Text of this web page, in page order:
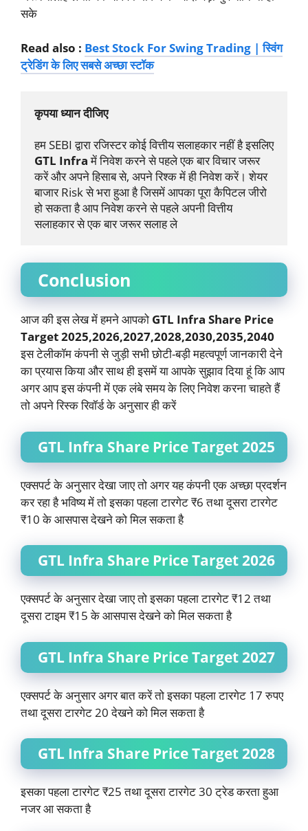
सके
Read also : Best Stock For Swing Trading | स्विंग
ट्रेडिंग के लिए सबसे अच्छा स्टॉक
कृपया ध्यान दीजिए
हम SEBI द्वारा रजिस्टर कोई वित्तीय सलाहकार नहीं है इसलिए
GTL Infra में निवेश करने से पहले एक बार विचार जरूर
करें और अपने हिसाब से, अपने रिश्क में ही निवेश करें। शेयर
बाजार Risk से भरा हुआ है जिसमें आपका पूरा कैपिटल जीरो
हो सकता है आप निवेश करने से पहले अपनी वित्तीय
सलाहकार से एक बार जरूर सलाह ले
Conclusion
आज की इस लेख में हमने आपको GTL Infra Share Price
Target 2025,2026,2027,2028,2030,2035,2040
इस टेलीकॉम कंपनी से जुड़ी सभी छोटी-बड़ी महत्वपूर्ण जानकारी देने
का प्रयास किया और साथ ही इसमें या आपके सुझाव दिया हूं कि आप
अगर आप इस कंपनी में एक लंबे समय के लिए निवेश करना चाहते हैं
तो अपने रिस्क रिवॉर्ड के अनुसार ही करें
GTL Infra Share Price Target 2025
एक्सपर्ट के अनुसार देखा जाए तो अगर यह कंपनी एक अच्छा प्रदर्शन
कर रहा है भविष्य में तो इसका पहला टारगेट ₹6 तथा दूसरा टारगेट
₹10 के आसपास देखने को मिल सकता है
GTL Infra Share Price Target 2026
एक्सपर्ट के अनुसार देखा जाए तो इसका पहला टारगेट ₹12 तथा
दूसरा टाइम ₹15 के आसपास देखने को मिल सकता है
GTL Infra Share Price Target 2027
एक्सपर्ट के अनुसार अगर बात करें तो इसका पहला टारगेट 17 रुपए
तथा दूसरा टारगेट 20 देखने को मिल सकता है
GTL Infra Share Price Target 2028
इसका पहला टारगेट ₹25 तथा दूसरा टारगेट 30 ट्रेड करता हुआ
नजर आ सकता है